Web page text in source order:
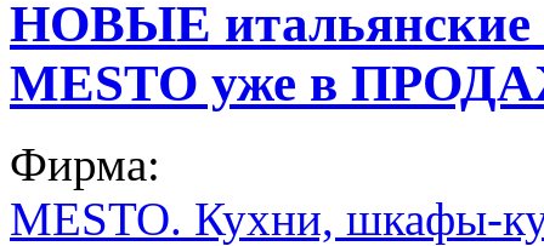
НОВЫЕ итальянские
MESTO уже в
Фирма:
MESTO. Кухни, шкафы-